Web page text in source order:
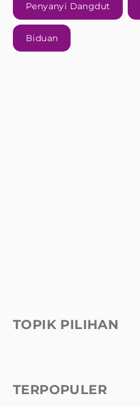
Penyanyi Dangdut
Biduan
TOPIK PILIHAN
TERPOPULER